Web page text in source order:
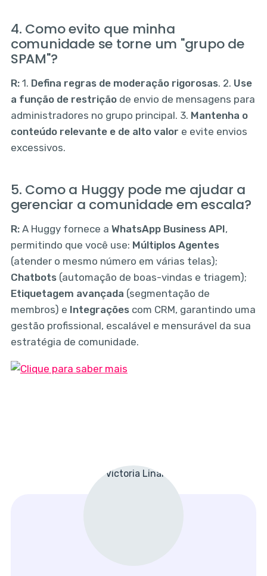
4. Como evito que minha
comunidade se torne um "grupo de
SPAM"?
R:1. Defina regras de moderação rigorosas. 2. Use
a função de restriçãode envio de mensagens para
administradores no grupo principal. 3. Mantenha o
conteúdo relevante e de alto valor e evite envios
excessivos.
5. Como a Huggy pode me ajudar a
gerenciar a comunidade em escala?
R:A Huggy fornece a WhatsApp Business API,
permitindo que você use: Múltiplos Agentes
(atender o mesmo número em várias telas);
Chatbots(automação de boas-vindas e triagem);
Etiquetagem avançada (segmentação de
membros) e Integraçõescom CRM, garantindo uma
gestão profissional, escalável e mensurável da sua
estratégia de comunidade.